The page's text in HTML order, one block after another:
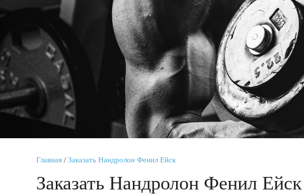
Главная / Заказать Нандролон Фенил Ейск
Заказать Нандролон Фенил Ейск